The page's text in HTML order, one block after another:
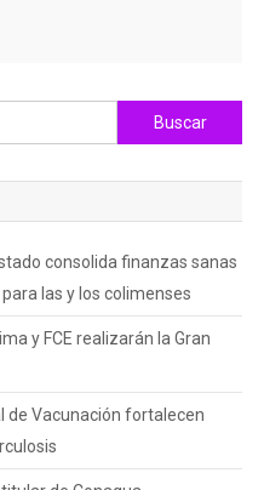
Buscar:
consolida finanzas sanas
las y los colimenses
y FCE realizarán la Gran
de Vacunación fortalecen